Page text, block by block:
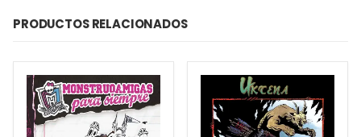
PRODUCTOS RELACIONADOS